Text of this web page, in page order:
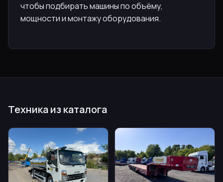
чтобы подбирать машины по объёму,
мощности и монтажу оборудования.
Техника из каталога